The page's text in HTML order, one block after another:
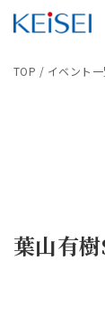
TOP / イベント
葉山有